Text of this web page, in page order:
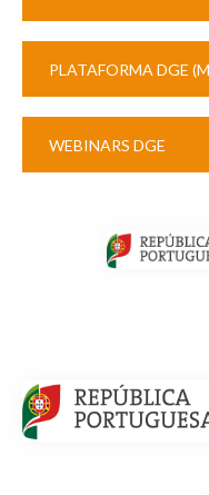
PLATAFORMA DGE
WEBINARS DGE